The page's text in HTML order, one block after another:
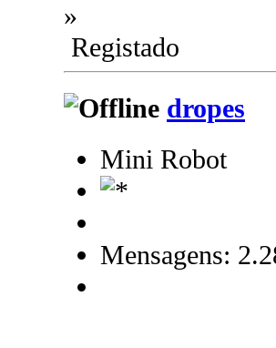
»
Registado
dropes
Mini Robot
Mensagens: